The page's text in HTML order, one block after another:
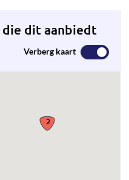
dit aanbiedt
Verberg kaart